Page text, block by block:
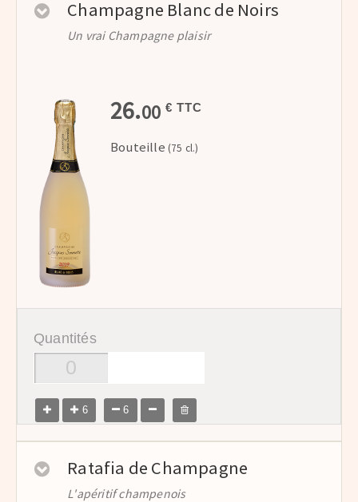
Champagne Blanc de Noirs
Un vrai Champagne plaisir
26.00 € TTC
Bouteille (75 cl.)
Quantités
6 6
Ratafia de Champagne
L'apéritif champenois